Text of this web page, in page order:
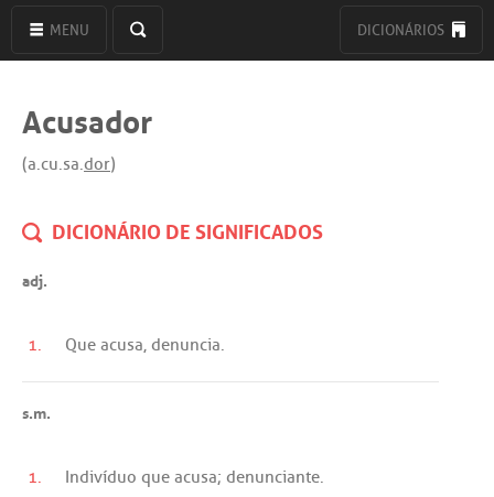
MENU DICIONÁRIOS
Acusador
(a.cu.sa.dor)
DICIONÁRIO DE SIGNIFICADOS
adj.
1. Que acusa, denuncia.
s.m.
1. Indivíduo que acusa; denunciante.